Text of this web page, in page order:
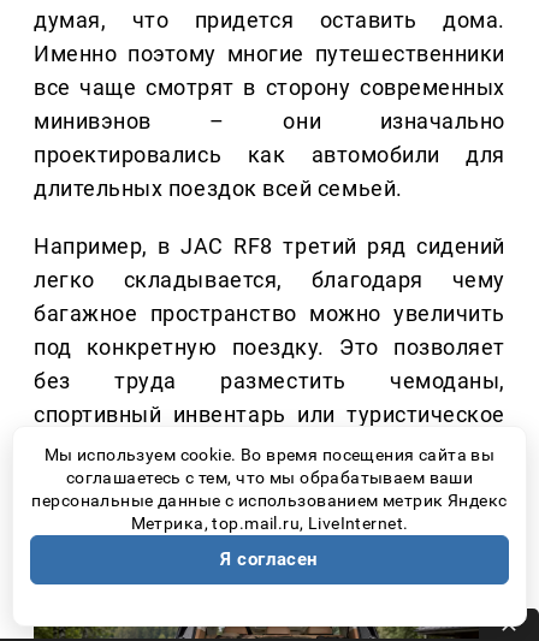
думая, что придется оставить дома.
Именно поэтому многие путешественники
все чаще смотрят в сторону современных
минивэнов – они изначально
проектировались как автомобили для
длительных поездок всей семьей.
Например, в JAC RF8 третий ряд сидений
легко складывается, благодаря чему
багажное пространство можно увеличить
под конкретную поездку. Это позволяет
без труда разместить чемоданы,
спортивный инвентарь или туристическое
снаряжение.
Мы используем cookie. Во время посещения сайта вы
соглашаетесь с тем, что мы обрабатываем ваши
персональные данные с использованием метрик Яндекс
Метрика, top.mail.ru, LiveInternet.
Я согласен